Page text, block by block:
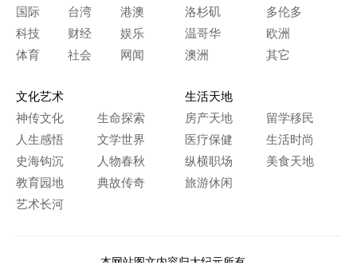
国际
台湾
港澳
科技
财经
娱乐
体育
社会 网闻
洛杉矶
多伦多
温哥华
欧洲
澳洲
其它
文化艺术
神传文化
生命探索
人生感悟
文学世界
史海钩沉
人物春秋
教育园地
典故传奇
艺术长河
生活天地
房产天地
留学移民
医疗保健
生活时尚
纵横职场
美食天地
旅游休闲
本网站图文内容归大纪元所有，